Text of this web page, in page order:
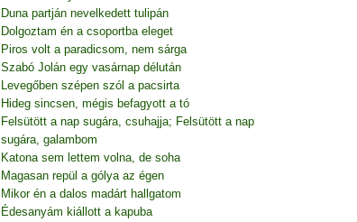
Duna partján nevelkedett tulipán
Dolgoztam én a csoportba eleget
Piros volt a paradicsom, nem sárga
Szabó Jolán egy vasárnap délután
Levegőben szépen szól a pacsirta
Hideg sincsen, mégis befagyott a tó
Felsütött a nap sugára, csuhajja; Felsütött a nap
sugára, galambom
Katona sem lettem volna, de soha
Magasan repül a gólya az égen
Mikor én a dalos madárt hallgatom
Édesanyám kiállott a kapuba